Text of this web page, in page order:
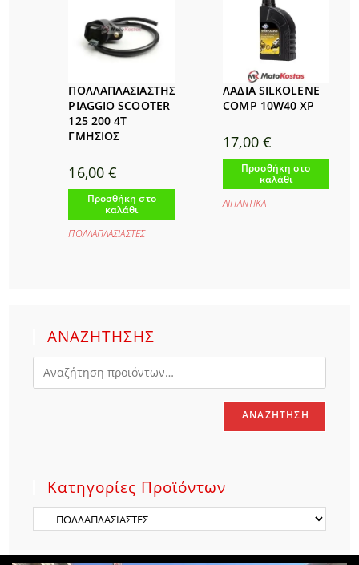
ΠΟΛΛΑΠΛΑΣΙΑΣΤΗΣ
PIAGGIO SCOOTER
125 200 4T
ΓΜΗΣΙΟΣ
16,00€
Προσθήκη στο
καλάθι
ΠΟΛΛΑΠΛΑΣΙΑΣΤΕΣ
ΛΑΔΙΑ SILKOLENE
COMP 10W40 XP
17,00 €
Προσθήκη στο
καλάθι
ΛΙΠΑΝΤΙΚΑ
ΑΝΑΖΗΤΗΣΗΣ
ΑΝΑΖΉΤΗΣΗ
Κατηγορίες Προϊόντων